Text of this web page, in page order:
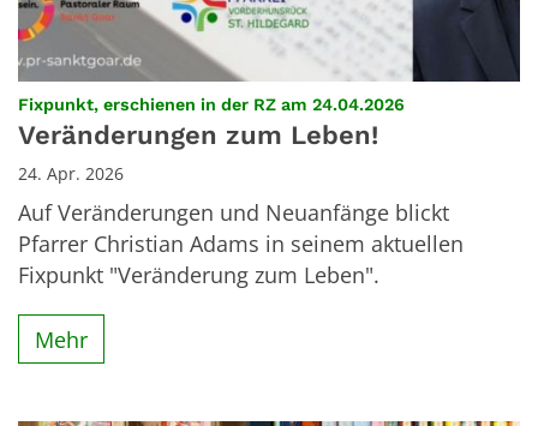
Fixpunkt, erschienen in der RZ am 24.04.2026
Veränderungen zum Leben!
24. Apr. 2026
Auf Veränderungen und Neuanfänge blickt
Pfarrer Christian Adams in seinem aktuellen
Fixpunkt "Veränderung zum Leben".
Mehr